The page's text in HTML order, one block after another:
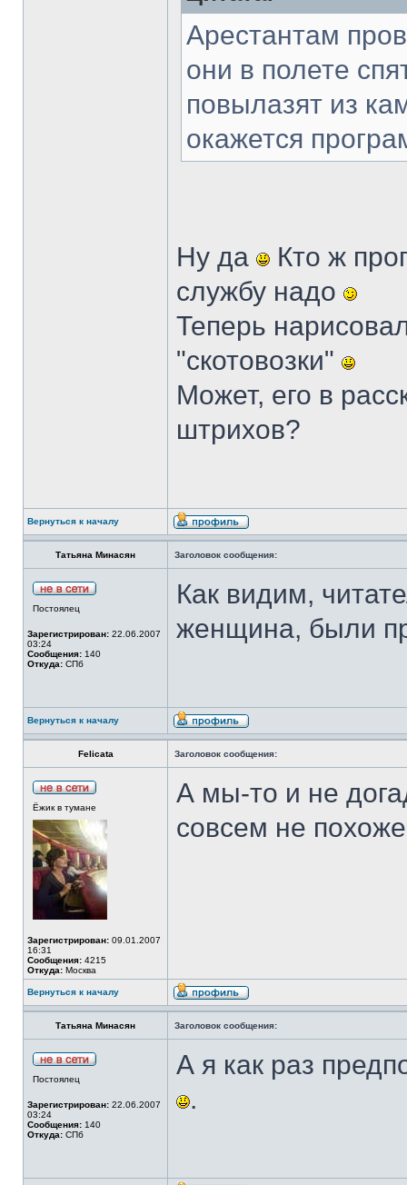
Арестантам
они в полете
повылазят из
окажется
Ну да
Кто ж
службу надо
Теперь
"скотовозки"
Может, его в
штрихов?
Вернуться к началу
Татьяна Минасян Заголовок сообщения:
Постоялец
Зарегистрирован: 22.06.2007
03:24
Сообщения: 140
Откуда: СПб
Как видим,
женщина, были
Вернуться к началу
Felicata Заголовок сообщения:
Ёжик в тумане
Зарегистрирован: 09.01.2007
16:31
Сообщения: 4215
Откуда: Москва
А мы-то и не
совсем не
Вернуться к началу
Татьяна Минасян Заголовок сообщения:
Постоялец
Зарегистрирован: 22.06.2007
03:24
Сообщения: 140
Откуда: СПб
А я как раз
.